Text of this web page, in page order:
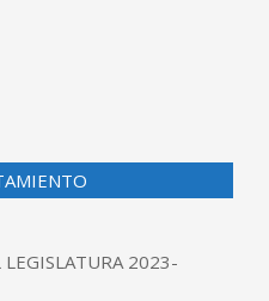
2023-